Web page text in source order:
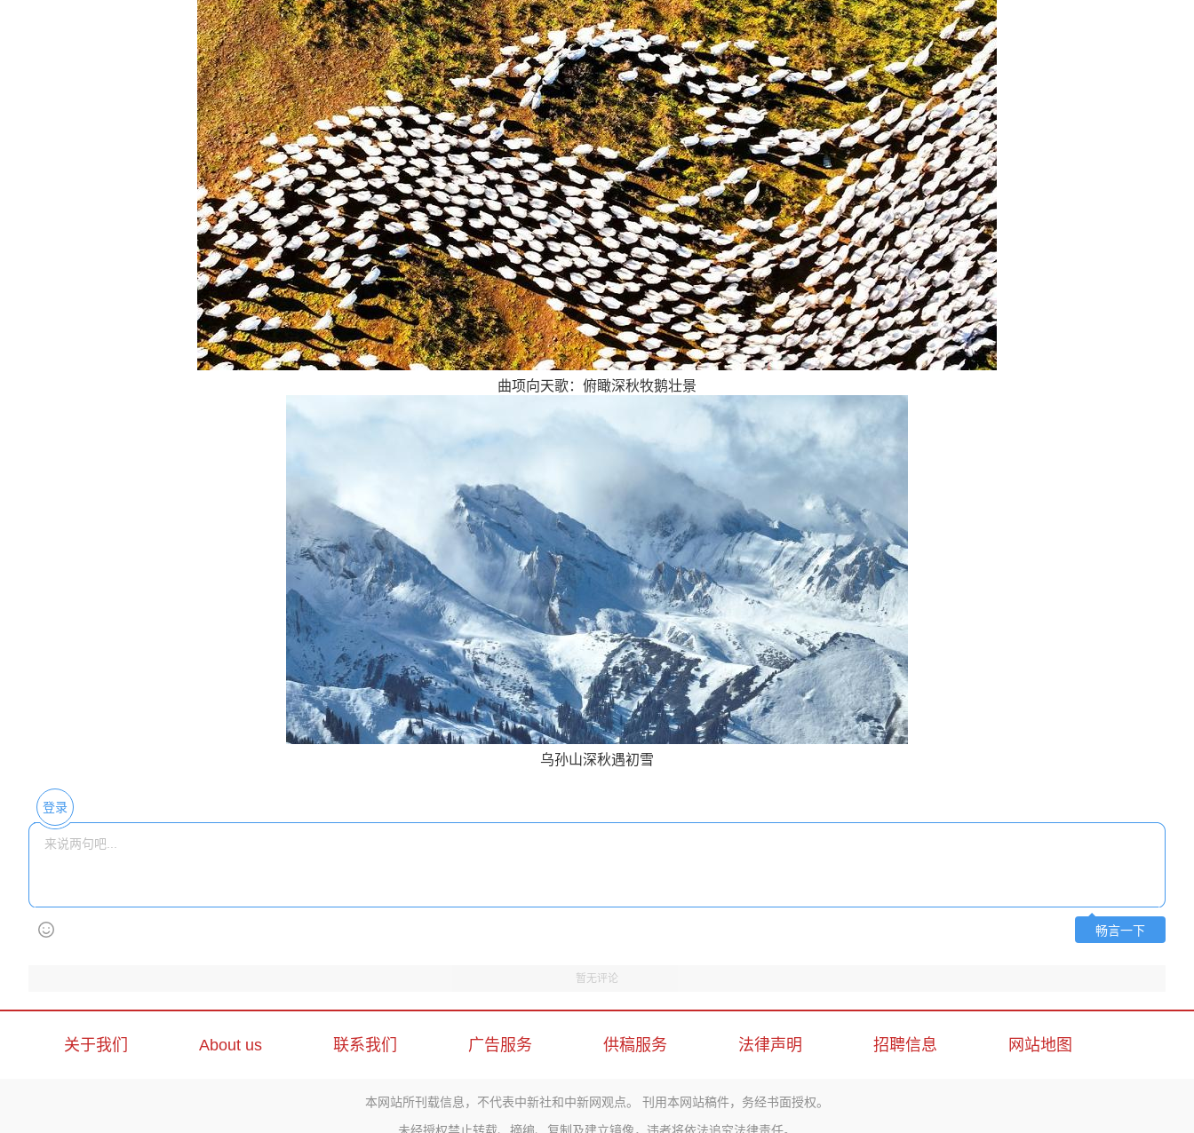
曲项向天歌：俯瞰深秋牧鹅壮景
乌孙山深秋遇初雪
登录
畅言一下
暂无评论
关于我们 About us 联系我们 广告服务 供稿服务 法律声明 招聘信息 网站地图
本网站所刊载信息，不代表中新社和中新网观点。 刊用本网站稿件，务经书面授权。